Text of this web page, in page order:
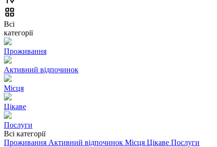
Всі
категорії
Проживання
Активний відпочинок
Місця
Цікаве
Послуги
Всі категорії
Проживання Активний відпочинок Місця Цікаве Послуги